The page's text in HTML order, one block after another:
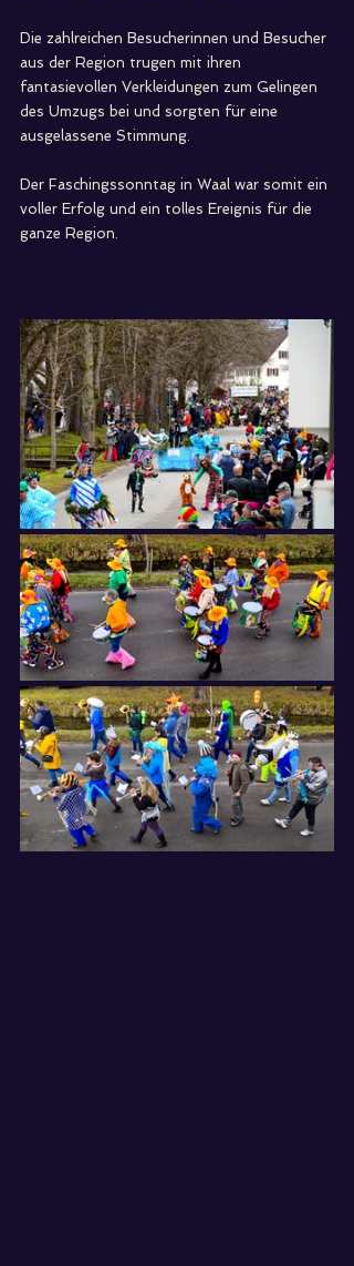
Die zahlreichen Besucherinnen und Besucher
aus der Region trugen mit ihren
fantasievollen Verkleidungen zum Gelingen
des Umzugs bei und sorgten für eine
ausgelassene Stimmung.
Der Faschingssonntag in Waal war somit ein
voller Erfolg und ein tolles Ereignis für die
ganze Region.